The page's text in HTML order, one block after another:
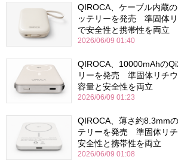
QIROCA、ケーブル内蔵
ッテリーを発売 準固体
で安全性と携帯性を両立
2026/06/09 01:40
QIROCA、10000mAhの
リーを発売 準固体リチ
容量と安全性を両立
2026/06/09 01:23
QIROCA、薄さ約8.3mm
テリーを発売 準固体リ
安全性と携帯性を両立
2026/06/09 01:08